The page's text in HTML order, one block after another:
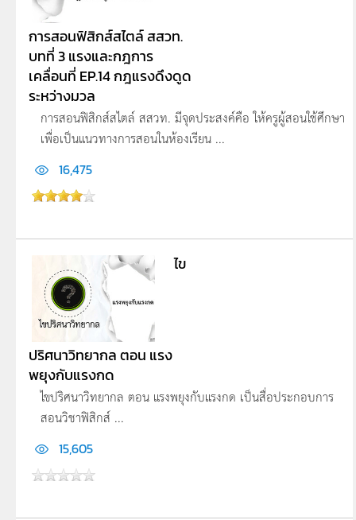
การสอนฟิสิกส์สไตล์ สสวท.
บทที่ 3 แรงและกฎการ
เคลื่อนที่ EP.14 กฎแรงดึงดูด
ระหว่างมวล
การสอนฟิสิกส์สไตล์ สสวท. มีจุดประสงค์คือ ให้ครูผู้สอนใช้ศึกษา
เพื่อเป็นแนวทางการสอนในห้องเรียน ...
16,475
ไข
ปริศนาวิทยากล ตอน แรง
พยุงกับแรงกด
ไขปริศนาวิทยากล ตอน แรงพยุงกับแรงกด เป็นสื่อประกอบการ
สอนวิชาฟิสิกส์ ...
15,605